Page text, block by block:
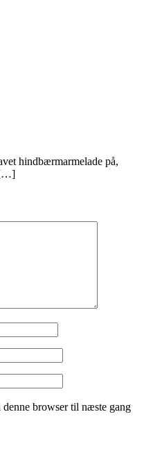
hindbærmarmelade på,
[…]
browser til næste gang